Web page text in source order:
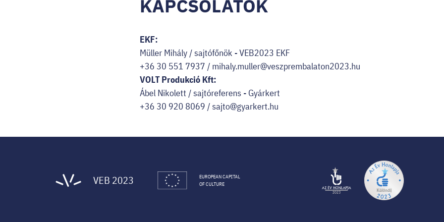
KAPCSOLATOK
EKF:
Müller Mihály / sajtófőnök - VEB2023 EKF
+36 30 551 7937 / mihaly.muller@veszprembalaton2023.hu
VOLT Produkció Kft:
Ábel Nikolett / sajtóreferens - Gyárkert
+36 30 920 8069 /sajto@gyarkert.hu
VEB 2023
EUROPEAN CAPITAL
OF CULTURE